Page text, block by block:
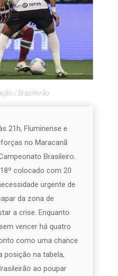
/ Brasileirão
21h, Fluminense e
no Maracanã
Brasileiro.
colocado com 20
urgente de
da zona de
a crise. Enquanto
vencer há quatro
como uma chance
posição na tabela,
ao poupar